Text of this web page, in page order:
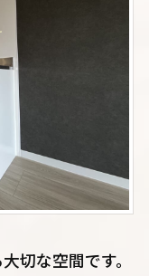
切な空間です。